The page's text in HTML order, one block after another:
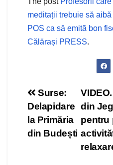
meditații trebuie să
POS ca să emită bon
Călărași PRESS.
Navigare
în
articole
din
pentru
Surse:
Delapidare
la Primăria
din Budești